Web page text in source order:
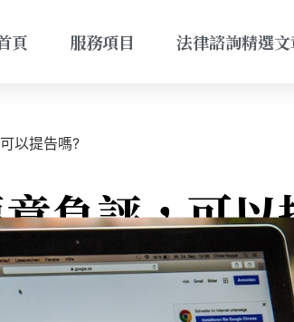
頁 服務項目 法律諮詢精選文
以提告嗎?
負評，可以